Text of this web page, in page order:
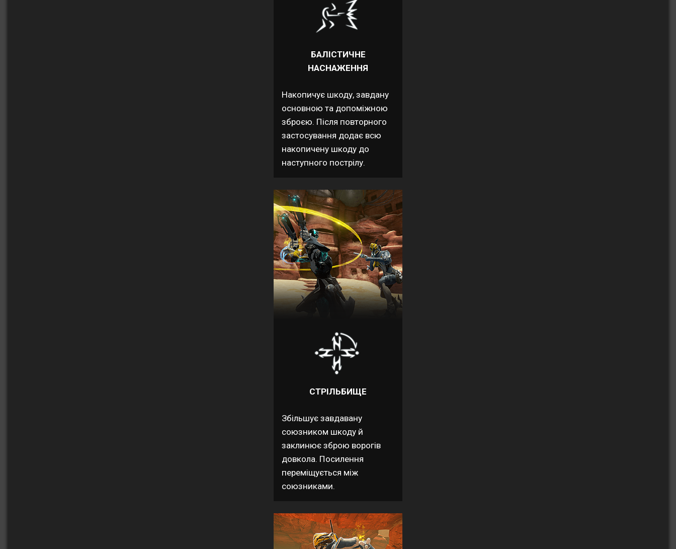
БАЛІСТИЧНЕ
НАСНАЖЕННЯ
Накопичує шкоду, завдану
основною та допоміжною
зброєю. Після повторного
застосування додає всю
накопичену шкоду до
наступного пострілу.
СТРІЛЬБИЩЕ
Збільшує завдавану
союзником шкоду й
заклинює зброю ворогів
довкола. Посилення
переміщується між
союзниками.